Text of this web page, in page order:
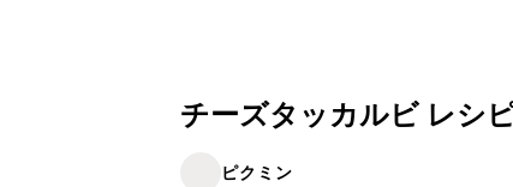
チーズタッカルビ レシ
ピクミン